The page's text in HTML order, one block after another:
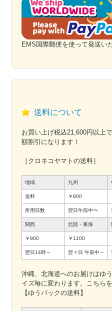
EMS国際郵便を使って発送い
送料について
お買い上げ税込21,600円以上
額割引になります！
［クロネコヤマトの送料］
地域 九州
送料 ￥800
所用日数 翌日午前中〜
関西 北陸・東海
￥900 ￥1100
翌日14時～ 翌々日 午前中～
沖縄、北海道へのお届けはゆ
イズ毎に変わります。こちら
【ゆうパックの送料】